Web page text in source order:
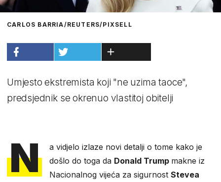
CARLOS BARRIA/REUTERS/PIXSELL
Umjesto ekstremista koji "ne uzima taoce",
predsjednik se okrenuo vlastitoj obitelji
N
a vidjelo izlaze novi detalji o tome kako je
došlo do toga da Donald Trump makne iz
Nacionalnog vijeća za sigurnostStevea